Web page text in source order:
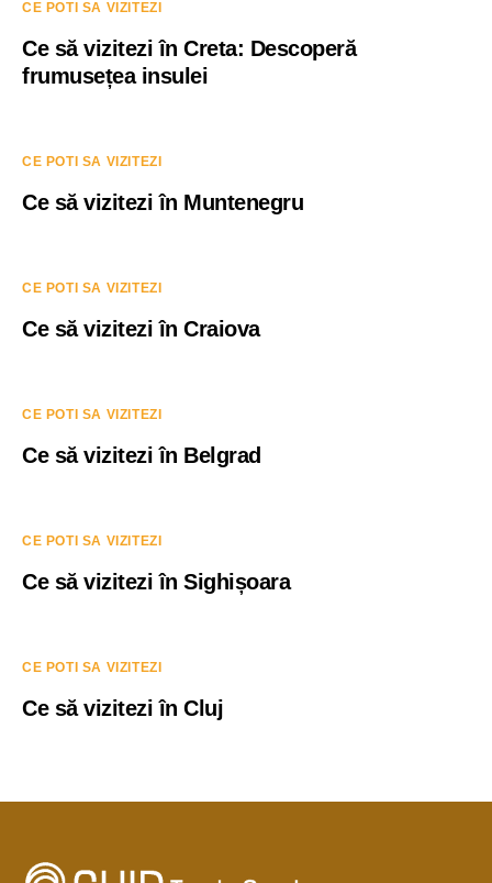
CE POTI SA VIZITEZI
Ce să vizitezi în Creta: Descoperă
frumusețea insulei
CE POTI SA VIZITEZI
Ce să vizitezi în Muntenegru
CE POTI SA VIZITEZI
Ce să vizitezi în Craiova
CE POTI SA VIZITEZI
Ce să vizitezi în Belgrad
CE POTI SA VIZITEZI
Ce să vizitezi în Sighișoara
CE POTI SA VIZITEZI
Ce să vizitezi în Cluj